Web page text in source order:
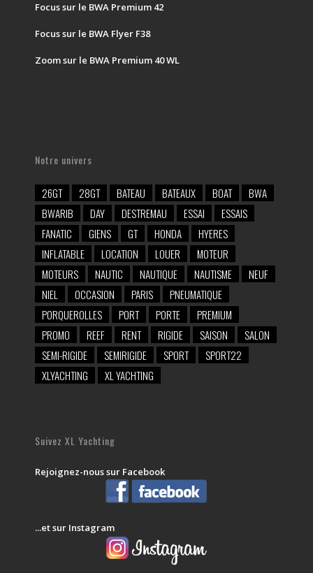
Focus sur le BWA Premium 42
Focus sur le BWA Flyer F38
Zoom sur le BWA Premium 40 WL
Notre univers
26GT 28GT BATEAU BATEAUX BOAT
BWA
BWARIB
DAY DESTREMAU ESSAI
ESSAIS
FANATIC
GIENS GT HONDA
HYERES
INFLATABLE
LOCATION LOUER
MOTEUR
MOTEURS
NAUTIC NAUTIQUE NAUTISME
NEUF
NIEL
OCCASION PARIS
PNEUMATIQUE
PORQUEROLLES
PORT PORTE
PREMIUM
PROMO
REEF RENT RIGIDE SAISON
SALON
SEMI-RIGIDE
SEMIRIGIDE SPORT
SPORT22
XLYACHTING
XL YACHTING
Suivez XL Yachting
Rejoignez-nous sur Facebook
...et sur Instagram